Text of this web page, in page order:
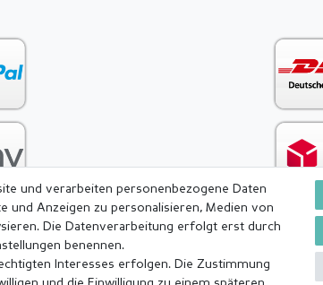
Barrierefreiheitserklärung Widerrufs­recht
und verarbeiten personenbezogene Daten
und Anzeigen zu personalisieren, Medien von
Die Datenverarbeitung erfolgt erst durch
benennen.
Interesses erfolgen. Die Zustimmung